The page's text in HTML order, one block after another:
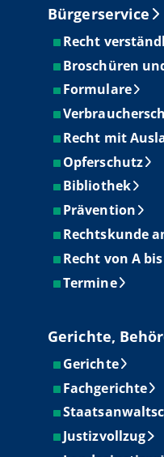
Bürgerservice
Recht
Broschüren
Formulare
Recht mit
Opferschutz
Bibliothek
Prävention
Rechtskunde
Recht von A bis
Termine
Gerichte,
Gerichte
Fachgerichte
Justizvollzug